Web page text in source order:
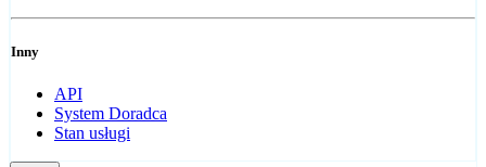
Inny
API
System Doradca
Stan usługi